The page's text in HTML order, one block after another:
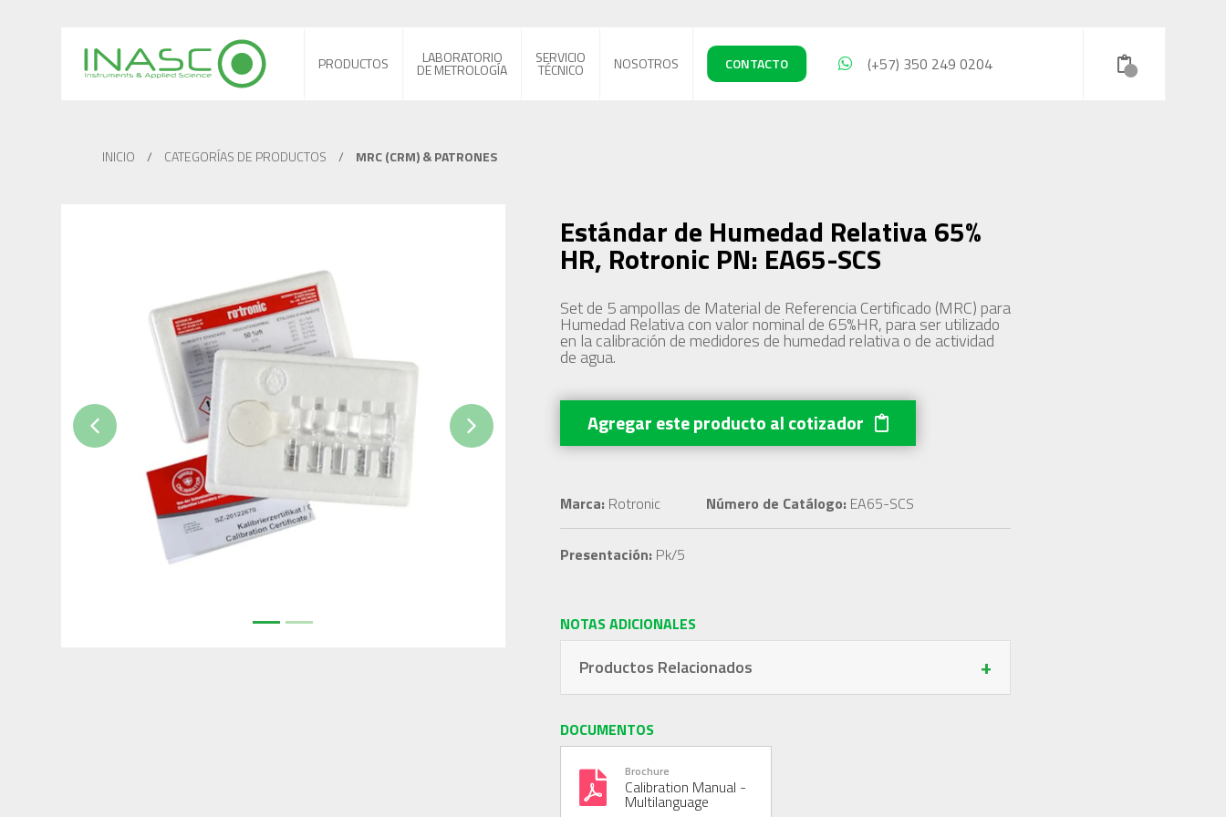
PRODUCTOS LABORATORIO
DE METROLOGÍA
SERVICIO
TÉCNICO NOSOTROS CONTACTO (+57) 350 249 0204
INICIO / CATEGORÍAS DE PRODUCTOS / MRC (CRM) & PATRONES
Previous Next
Estándar de Humedad Relativa 65%
HR, Rotronic PN: EA65-SCS
Set de 5 ampollas de Material de Referencia Certificado (MRC) para
Humedad Relativa con valor nominal de 65%HR, para ser utilizado
en la calibración de medidores de humedad relativa o de actividad
de agua.
Agregar este productoal cotizador
Marca:Rotronic Número de Catálogo:EA65-SCS
Presentación:Pk/5
NOTAS ADICIONALES
Productos Relacionados +
DOCUMENTOS
Brochure
Calibration Manual -
Multilanguage